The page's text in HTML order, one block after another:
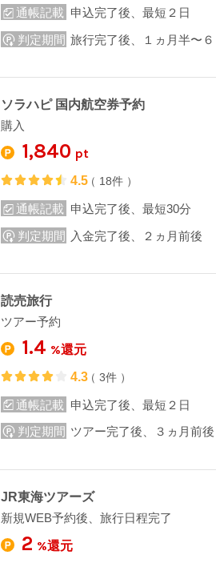
通帳記載 申込完了後、最短２日
判定期間 旅行完了後、１ヵ月半〜
ソラハピ 国内航空券予約
購入
1,840 pt
4.5（ 18件 ）
通帳記載 申込完了後、最短30分
判定期間
入金完了後、２ヵ月前後
読売旅行
ツアー予約
1.4 %還元
4.3（ 3件 ）
通帳記載 申込完了後、最短２日
判定期間 ツアー完了後、３ヵ月前後
JR東海ツアーズ
新規WEB予約後、旅行日程完了
2 %還元